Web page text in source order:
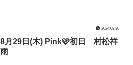
2024.08.30
8月29日(木) Pink🩷初日 村松祥
雨